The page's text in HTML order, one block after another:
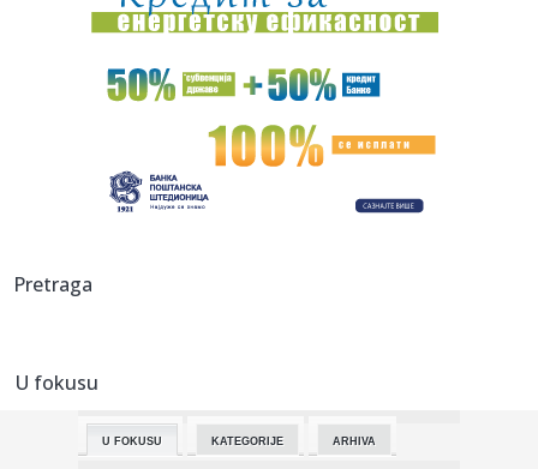
23:21:Pucano na vilu bogatog srpskog trgovca nekretninama u
Minhenu
23:21:Ako vam nije do vježbanja, ova dvominutna aktivnost može
biti o...
Teška saobraćajka u Prijedoru: Povrijeđen vozač motora
23:21:U Zvorniku nastupali guslari iz Srbije, Crne Gore i Republike
bačena...
23:21:
23:21:
Inspektori upali u ilegalnu sušaru: Oko 1.000 pršuta, svi će
Pretraga
U fokusu
U FOKUSU KATEGORIJE ARHIVA